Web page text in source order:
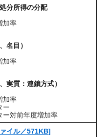
分所得の分配
加率
名目）
加率
実質：連鎖方式）
加率
ー
対前年度増加率
イル／571KB]